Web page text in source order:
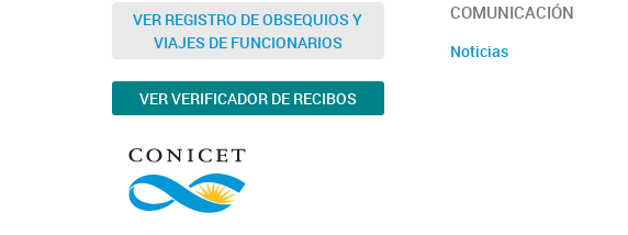
VER REGISTRO DE OBSEQUIOS Y
VIAJES DE FUNCIONARIOS
VER VERIFICADOR DE RECIBOS
COMUNICACIÓN
Noticias